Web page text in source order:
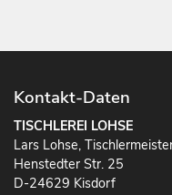
Kontakt-Daten
TISCHLEREI LOHSE
Lars Lohse,
Henstedter Str. 25
D-24629 Kisdorf